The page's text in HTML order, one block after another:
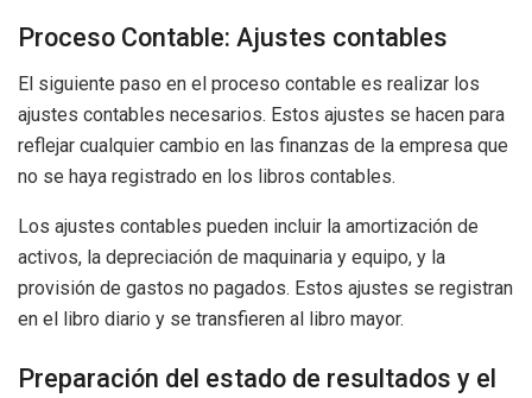
Proceso Contable: Ajustes contables
El siguiente paso en el proceso contable es realizar los
ajustes contables necesarios. Estos ajustes se hacen para
reflejar cualquier cambio en las finanzas de la empresa que
no se haya registrado en los libros contables.
Los ajustes contables pueden incluir la amortización de
activos, la depreciación de maquinaria y equipo, y la
provisión de gastos no pagados. Estos ajustes se registran
en el libro diario y se transfieren al libro mayor.
Preparación del estado de resultados y el